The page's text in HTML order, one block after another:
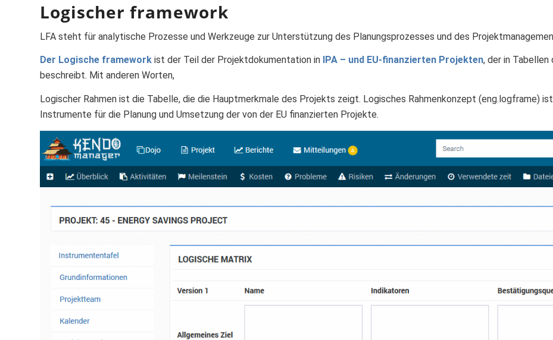
Logischer framework
LFA steht für analytische Prozesse und Werkzeuge zur Unterstützung des Planungsprozesses und des
Der Logische framework ist der Teil der Projektdokumentation in IPA – und EU-finanzierten Projekten, der in
beschreibt. Mit anderen Worten,
Logischer Rahmen ist die Tabelle, die die Hauptmerkmale des Projekts zeigt. Logisches Rahmenkonzept (eng.logframe)
Instrumente für die Planung und Umsetzung der von der EU finanzierten Projekte.